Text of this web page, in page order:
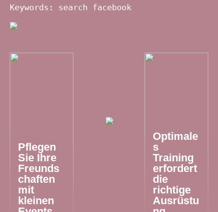
Keywords: search facebook
Pflegen
Sie Ihre
Freunds
chaften
mit
kleinen
Optimale
s
Training
erfordert
die
richtige
Ausrüstu